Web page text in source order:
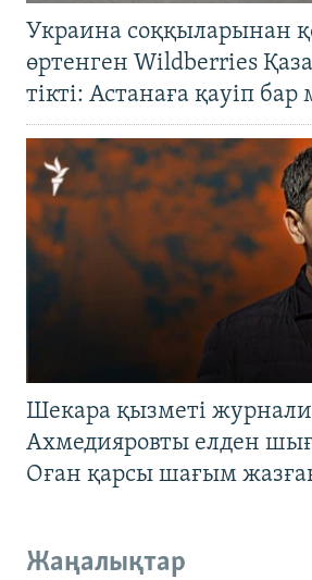
Украина соққыларынан
өртенген Wildberries
тікті: Астанаға қауіп бар
Шекара қызметі
Ахмедияровты елден
Оған қарсы шағым
Жаңалықтар